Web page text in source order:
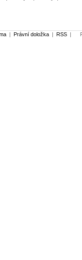
| Právní doložka | RSS |